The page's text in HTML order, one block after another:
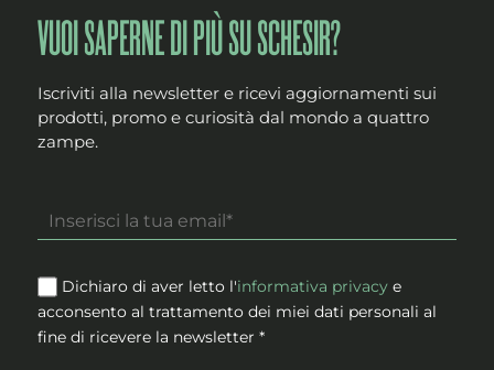
VUOI SAPERNE DI PIÙ SU SCHESIR?
Iscriviti alla newsletter e ricevi aggiornamenti sui
prodotti, promo e curiosità dal mondo a quattro
zampe.
Dichiaro di aver letto l'informativa privacye
acconsento al trattamento dei miei dati personali al
fine di ricevere la newsletter *